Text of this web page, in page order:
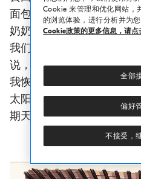
面包和菜椒等蔬菜；然后
奶奶做的美味宽面，好吃
我们会休息片刻，对于我
说，这非常宝贵，时至今
我恢复精力的愉悦时光。
太阳下山时，我们会吃晚
期天，我们会吃一些肉。
Cookie 来管理和优化网站，
的浏览体验，进行分析并为您
Cookie政策的更多信息，请点
不接受，
全部
偏好